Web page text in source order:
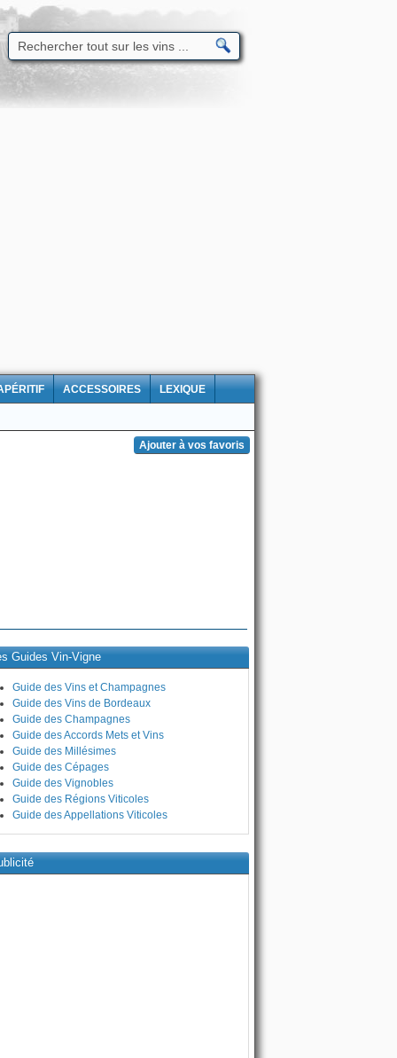
ACCESSOIRES LEXIQUE
Guides Vin-Vigne
Guide des Vins et Champagnes
Guide des Vins de Bordeaux
Guide des Champagnes
Guide des Accords Mets et Vins
Guide des Millésimes
Guide des Cépages
Guide des Vignobles
Guide des Régions Viticoles
Guide des Appellations Viticoles